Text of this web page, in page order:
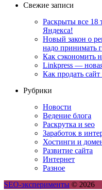
Свежие записи
Раскрыты все 18
Яндекса!
Новый закон о
надо принимать
Как сэкономить
Linkpress —
Как продать
Рубрики
Новости
Ведение блога
Раскрутка и seo
Заработок в
Хостинги и
Развитие сайта
Интернет
Разное
SEO-эксперименты © 2026